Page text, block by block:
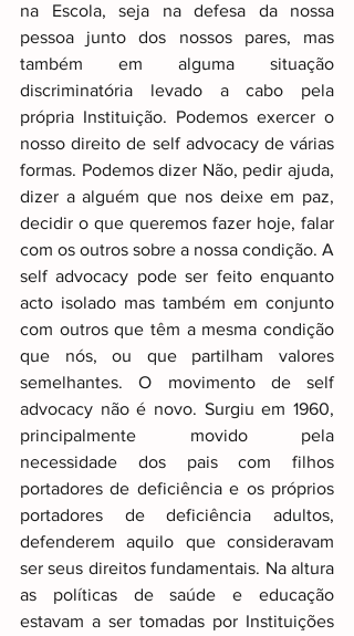
na Escola, seja na defesa da nossa
pessoa junto dos nossos pares, mas
também em alguma situação
discriminatória levado a cabo pela
própria Instituição. Podemos exercer o
nosso direito de self advocacy de várias
formas. Podemos dizer Não, pedir ajuda,
dizer a alguém que nos deixe em paz,
decidir o que queremos fazer hoje, falar
com os outros sobre a nossa condição. A
self advocacy pode ser feito enquanto
acto isolado mas também em conjunto
com outros que têm a mesma condição
que nós, ou que partilham valores
semelhantes. O movimento de self
advocacy não é novo. Surgiu em 1960,
principalmente movido pela
necessidade dos pais com filhos
portadores de deficiência e os próprios
portadores de deficiência adultos,
defenderem aquilo que consideravam
ser seus direitos fundamentais. Na altura
as políticas de saúde e educação
estavam a ser tomadas por Instituições